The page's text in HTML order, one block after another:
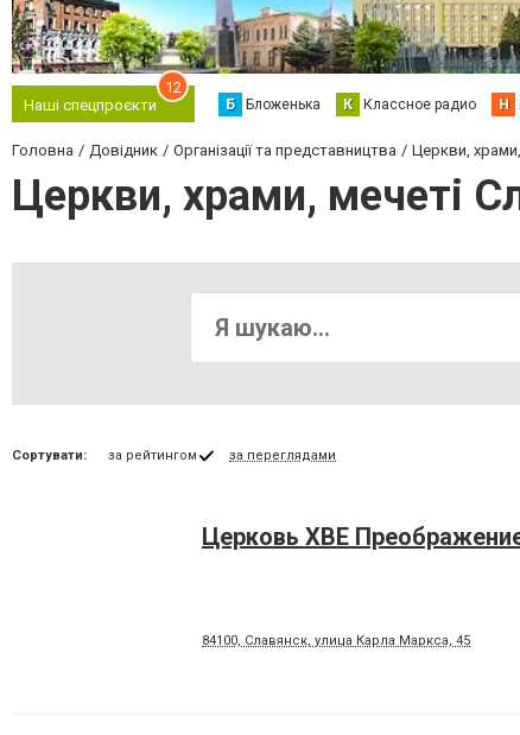
Наші спецпроєкти
12
Б Бложенька К Классное радио Н
Головна Довідник Організації та представництва Церкви,
Церкви, храми, мечеті
Сортувати: за рейтингом за переглядами
Церковь ХВЕ
84100, Славянск, улица Карла Маркса, 45